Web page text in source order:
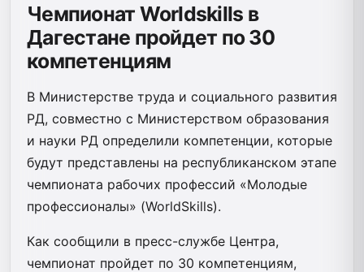
Чемпионат Worldskills в
Дагестане пройдет по 30
компетенциям
В Министерстве труда и социального развития
РД, совместно с Министерством образования
и науки РД определили компетенции, которые
будут представлены на республиканском этапе
чемпионата рабочих профессий «Молодые
профессионалы» (WorldSkills).
Как сообщили в пресс-службе Центра,
чемпионат пройдет по 30 компетенциям,